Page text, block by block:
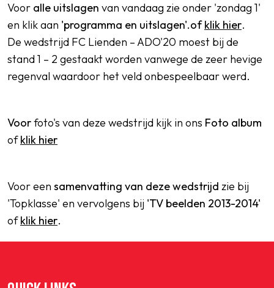
Voor alle uitslagen van vandaag zie onder 'zondag 1'
en klik aan 'programma en uitslagen'.ofklik hier.
De wedstrijd FC Lienden – ADO'20 moest bij de
stand 1 – 2 gestaakt worden vanwege de zeer hevige
regenval waardoor het veld onbespeelbaar werd.
Voorfoto's van deze wedstrijd kijk in ons Foto album
ofklik hier
Voor een samenvatting van deze wedstrijd zie bij
'Topklasse' en vervolgens bij 'TV beelden 2013-2014'
ofklik hier.